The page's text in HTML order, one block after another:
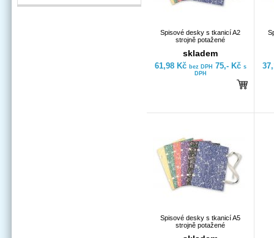
Spisové desky s tkanicí A2
strojně potažené
skladem
61,98 Kč bez DPH 75,- Kč s
DPH
Spisové desky s tkanicí A5
strojně potažené